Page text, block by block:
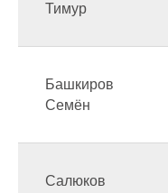
Тимур
Башкиров
Семён
Салюков